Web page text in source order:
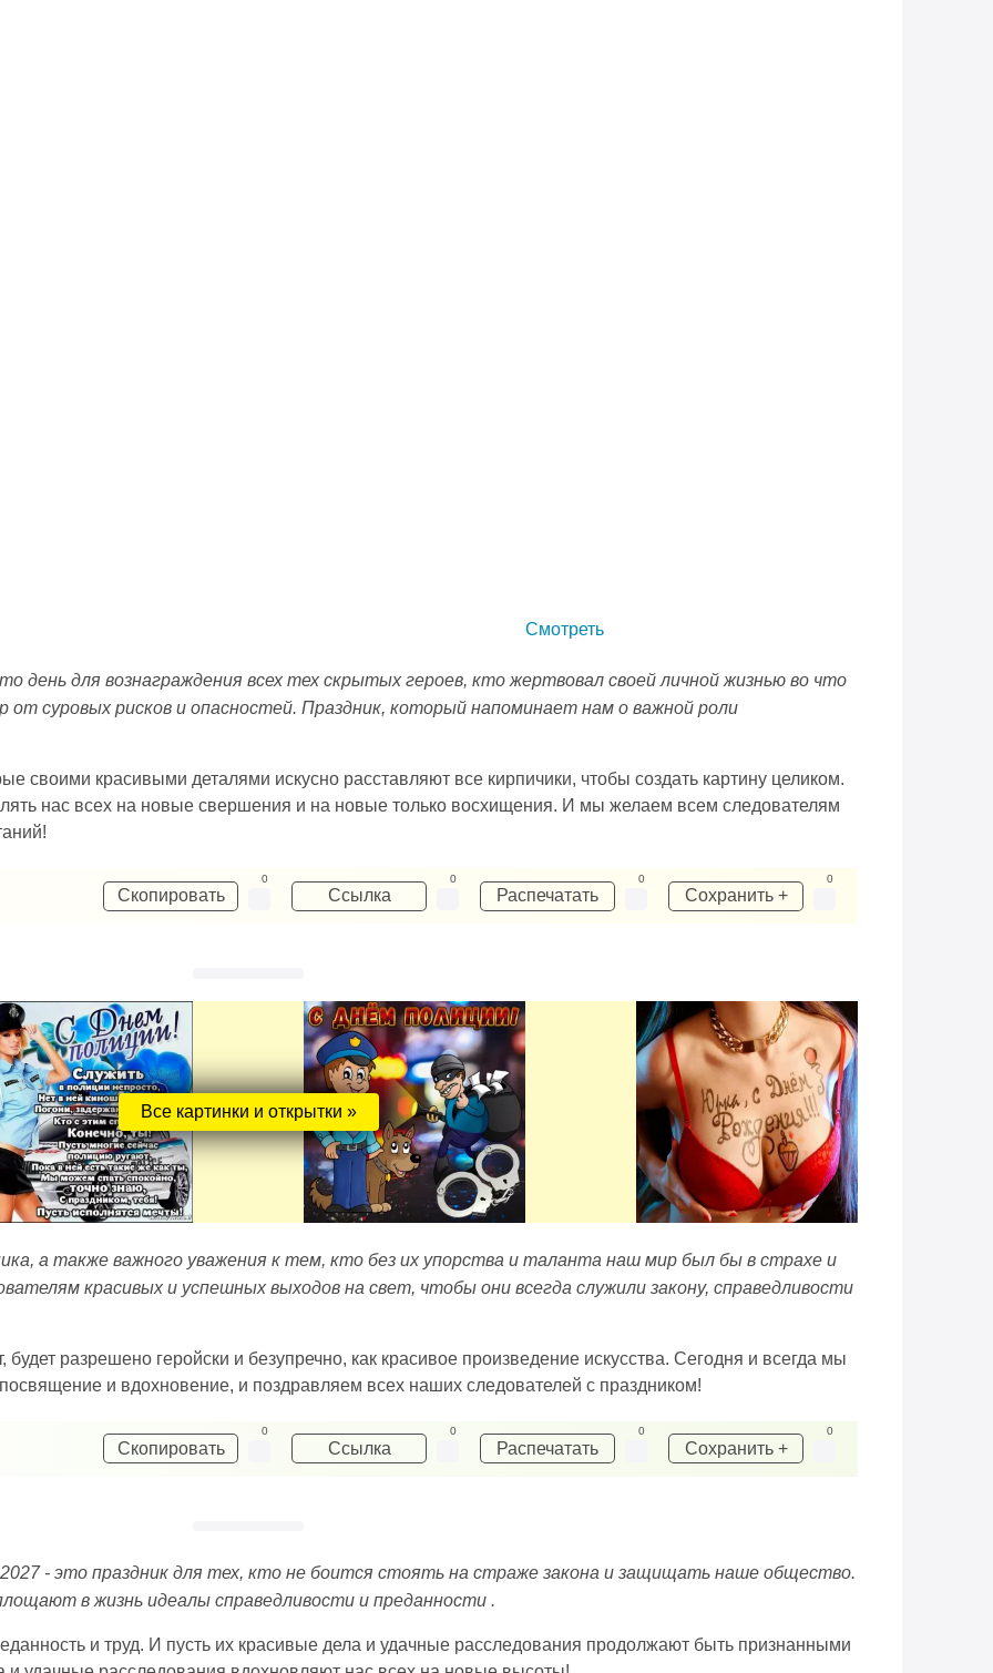
Смотреть
день для вознаграждения всех тех скрытых героев, кто жертвовал своей личной жизнью во что
суровых рисков и опасностей. Праздник, который напоминает нам о важной роли
своими красивыми деталями искусно расставляют все кирпичики, чтобы создать картину целиком.
нас всех на новые свершения и на новые только восхищения. И мы желаем всем следователям
Скопировать
0
Ссылка
0
Распечатать
0
Сохранить +
0
Все картинки и открытки »
а также важного уважения к тем, кто без их упорства и таланта наш мир был бы в страхе и
красивых и успешных выходов на свет, чтобы они всегда служили закону, справедливости
разрешено геройски и безупречно, как красивое произведение искусства. Сегодня и всегда мы
и вдохновение, и поздравляем всех наших следователей с праздником!
Скопировать
0
Ссылка
0
Распечатать
0
Сохранить +
0
- это праздник для тех, кто не боится стоять на страже закона и защищать наше общество.
в жизнь идеалы справедливости и преданности .
и труд. И пусть их красивые дела и удачные расследования продолжают быть признанными